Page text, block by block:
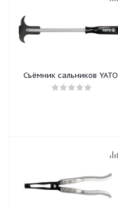
Съёмник сальников YATO